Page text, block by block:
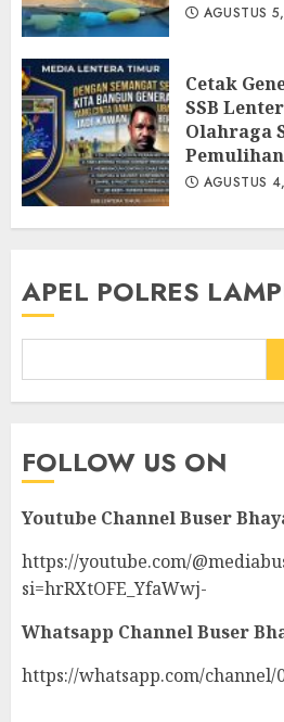
AGUSTUS
Cetak
SSB
Olahraga
AGUSTUS
APEL POLRES
FOLLOW US ON
Youtube ChannelBuser
https://youtube.com/
si=hrRXtOFE_YfaWwj-
Whatsapp ChannelBuser
https://whatsapp.com/channel/